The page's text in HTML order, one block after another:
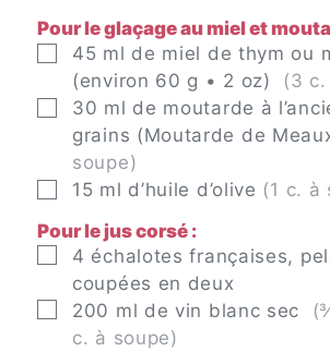
Pour le glaçage au miel et
▢
45 ml de miel de thym ou
(environ 60 g • 2 oz)
(3
▢
30 ml de moutarde à
grains (Moutarde de
soupe)
▢
15 ml d’huile d’olive (1 c. à
Pour le jus corsé :
▢
4 échalotes françaises,
coupées en deux
▢
200 ml de vin blanc sec
c. à soupe)